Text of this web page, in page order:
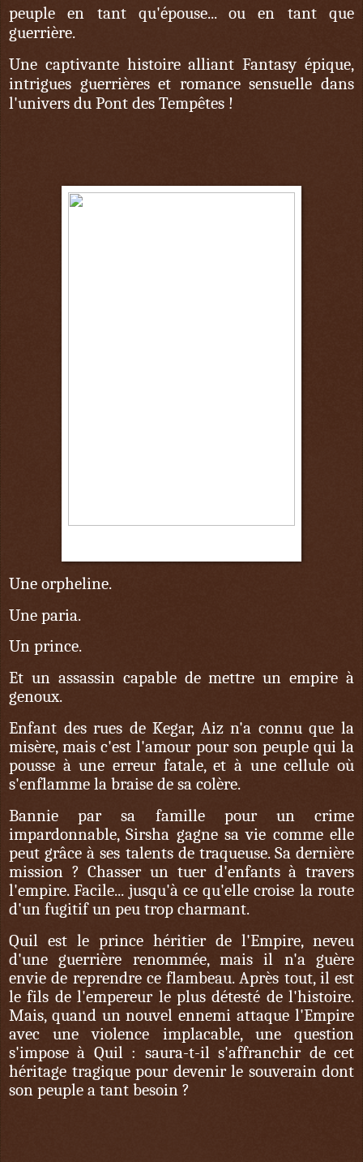
peuple en tant qu'épouse... ou en tant que
guerrière.
Une captivante histoire alliant Fantasy épique,
intrigues guerrières et romance sensuelle dans
l'univers du Pont des Tempêtes !
Une orpheline.
Une paria.
Un prince.
Et un assassin capable de mettre un empire à
genoux.
Enfant des rues de Kegar, Aiz n'a connu que la
misère, mais c'est l'amour pour son peuple qui la
pousse à une erreur fatale, et à une cellule où
s'enflamme la braise de sa colère.
Bannie par sa famille pour un crime
impardonnable, Sirsha gagne sa vie comme elle
peut grâce à ses talents de traqueuse. Sa dernière
mission ? Chasser un tuer d'enfants à travers
l'empire. Facile... jusqu'à ce qu'elle croise la route
d'un fugitif un peu trop charmant.
Quil est le prince héritier de l'Empire, neveu
d'une guerrière renommée, mais il n'a guère
envie de reprendre ce flambeau. Après tout, il est
le fils de l'empereur le plus détesté de l'histoire.
Mais, quand un nouvel ennemi attaque l'Empire
avec une violence implacable, une question
s'impose à Quil : saura-t-il s'affranchir de cet
héritage tragique pour devenir le souverain dont
son peuple a tant besoin ?